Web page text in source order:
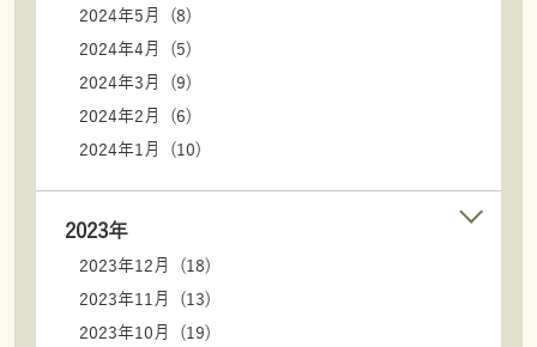
2024年5月 (8)
2024年4月 (5)
2024年3月 (9)
2024年2月 (6)
2024年1月 (10)
2023年
2023年12月 (18)
2023年11月 (13)
2023年10月 (19)